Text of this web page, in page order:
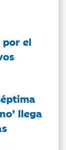
por el
llega